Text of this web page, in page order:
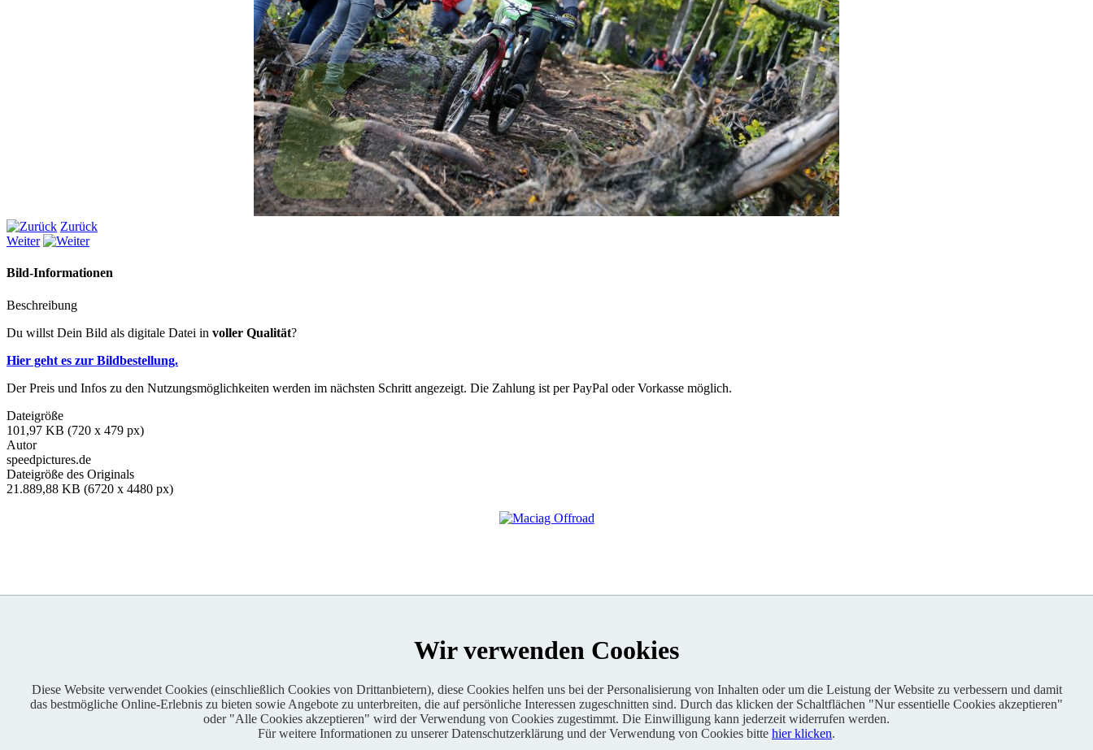
Zurück
Weiter
Bild-Informationen
Beschreibung
Du willst Dein Bild als digitale Datei in voller Qualität?
Hier geht es zur Bildbestellung.
Der Preis und Infos zu den Nutzungsmöglichkeiten werden im nächsten Schritt angezeigt. Die Zahlung ist per PayPal oder Vorkasse möglich.
Dateigröße
101,97 KB (720 x 479 px)
Autor
speedpictures.de
Dateigröße des Originals
21.889,88 KB (6720 x 4480 px)
Enduro One Series Partner
Wir verwenden Cookies
Diese Website verwendet Cookies (einschließlich Cookies von Drittanbietern), diese Cookies helfen uns bei der Personalisierung von Inhalten oder um die Leistung der Website zu verbessern und damit
das bestmögliche Online-Erlebnis zu bieten sowie Angebote zu unterbreiten, die auf persönliche Interessen zugeschnitten sind. Durch das klicken der Schaltflächen "Nur essentielle Cookies akzeptieren"
oder "Alle Cookies akzeptieren" wird der Verwendung von Cookies zugestimmt. Die Einwilligung kann jederzeit widerrufen werden.
Für weitere Informationen zu unserer Datenschutzerklärung und der Verwendung von Cookies bitte hier klicken.